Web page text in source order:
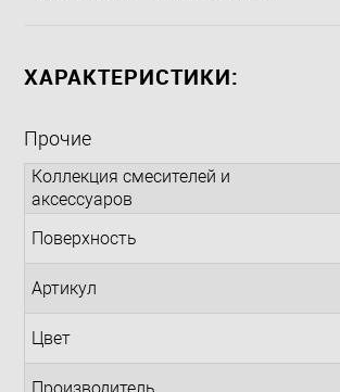
ХАРАКТЕРИСТИКИ:
Прочие
Коллекция смесителей и
аксессуаров
Поверхность
Артикул
Цвет